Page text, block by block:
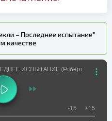
– Последнее испытание"
качестве
ИСПЫТАНИЕ (Роберт
-15 +15